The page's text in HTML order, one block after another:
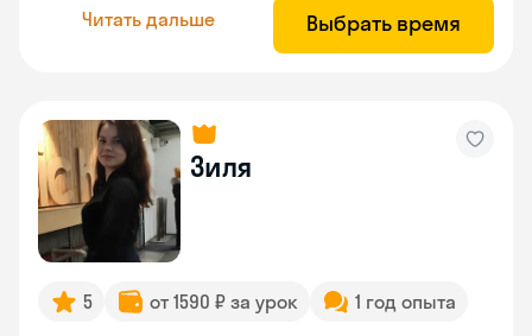
Читать дальше Выбрать время
Зиля
5 от 1590 ₽ за урок 1 год опыта